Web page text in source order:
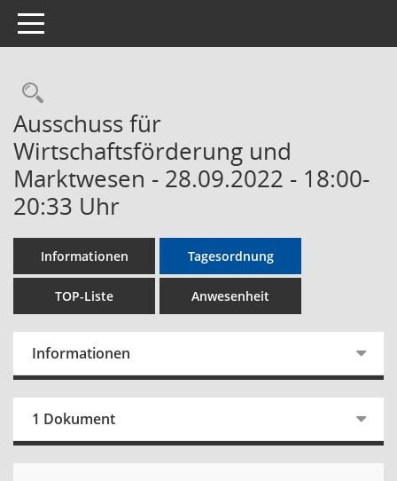
Toggle navigation
Rechercheauswahl
Ausschuss für
Wirtschaftsförderung und
Marktwesen - 28.09.2022 - 18:00-
20:33 Uhr
Informationen Tagesordnung
TOP-Liste Anwesenheit
Informationen
1 Dokument